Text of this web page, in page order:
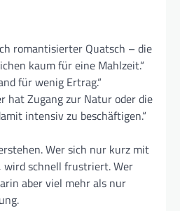
romantisierter Quatsch – die
kaum für eine Mahlzeit.“
für wenig Ertrag.“
hat Zugang zur Natur oder die
intensiv zu beschäftigen.“
Wer sich nur kurz mit
wird schnell frustriert. Wer
aber viel mehr als nur